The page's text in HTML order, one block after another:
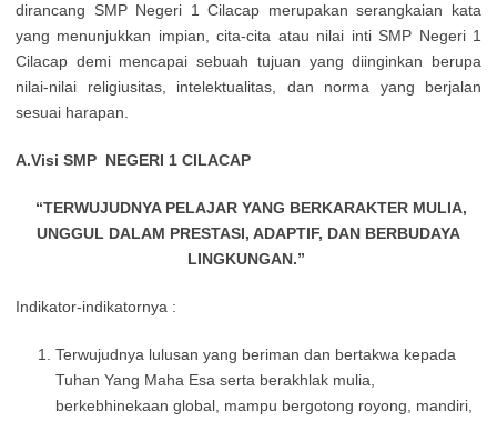
dirancang SMP Negeri 1 Cilacap merupakan serangkaian kata
yang menunjukkan impian, cita-cita atau nilai inti SMP Negeri 1
Cilacap demi mencapai sebuah tujuan yang diinginkan berupa
nilai-nilai religiusitas, intelektualitas, dan norma yang berjalan
sesuai harapan.
A.Visi SMP NEGERI 1 CILACAP
“TERWUJUDNYA PELAJAR YANG BERKARAKTER MULIA,
UNGGUL DALAM PRESTASI, ADAPTIF, DAN BERBUDAYA
LINGKUNGAN.”
Indikator-indikatornya :
Terwujudnya lulusan yang beriman dan bertakwa kepada
Tuhan Yang Maha Esa serta berakhlak mulia,
berkebhinekaan global, mampu bergotong royong, mandiri,